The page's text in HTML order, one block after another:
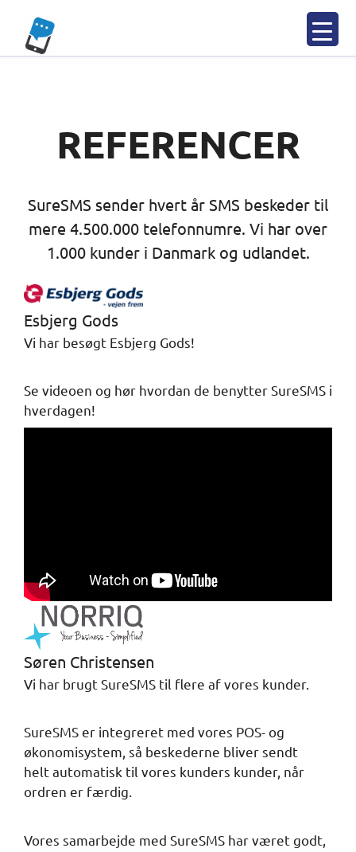
indhold
REFERENCER
SureSMS sender hvert år SMS beskeder til
mere 4.500.000 telefonnumre. Vi har over
1.000 kunder i Danmark og udlandet.
Esbjerg Gods
Vi har besøgt Esbjerg Gods!
Se videoen og hør hvordan de benytter SureSMS i
hverdagen!
Søren Christensen
Vi har brugt SureSMS til flere af vores kunder.
SureSMS er integreret med vores POS- og
økonomisystem, så beskederne bliver sendt
helt automatisk til vores kunders kunder, når
ordren er færdig.
Vores samarbejde med SureSMS har været godt,